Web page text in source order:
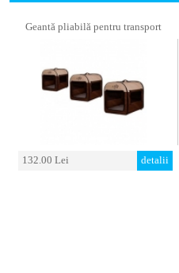
Geantă pliabilă pentru transport
132.00 Lei detalii